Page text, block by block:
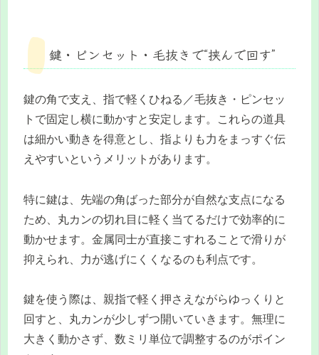
鍵・ピンセット・毛抜きで“挟んで回す”
鍵の角で支え、指で軽くひねる／毛抜き・ピンセッ
トで固定し横に動かすと安定します。これらの道具
は細かい動きを得意とし、指よりも力をまっすぐ伝
えやすいというメリットがあります。
特に鍵は、先端の角ばった部分が自然な支点になる
ため、丸カンの切れ目に軽く当てるだけで効率的に
動かせます。金属同士が直接こすれることで滑りが
抑えられ、力が逃げにくくなるのも利点です。
鍵を使う際は、親指で軽く押さえながらゆっくりと
回すと、丸カンが少しずつ開いていきます。無理に
大きく動かさず、数ミリ単位で調整するのがポイン